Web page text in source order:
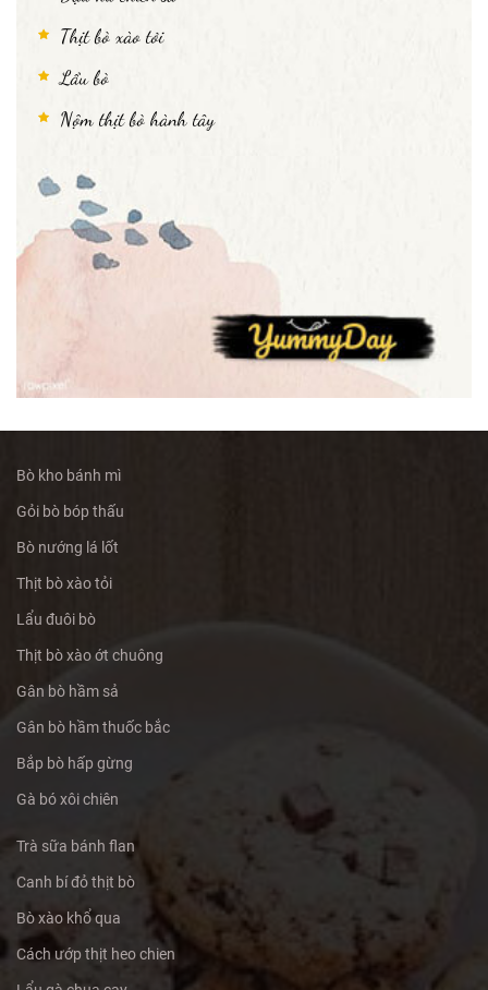
Thịt bò xào tỏi
Lẩu bò
Nộm thịt bò hành tây
Bò kho bánh mì
Gỏi bò bóp thấu
Bò nướng lá lốt
Thịt bò xào tỏi
Lẩu đuôi bò
Thịt bò xào ớt chuông
Gân bò hầm sả
Gân bò hầm thuốc bắc
Bắp bò hấp gừng
Gà bó xôi chiên
Trà sữa bánh flan
Canh bí đỏ thịt bò
Bò xào khổ qua
Cách ướp thịt heo chien